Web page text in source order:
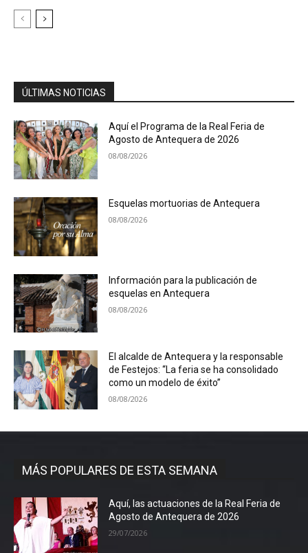
ÚLTIMAS NOTICIAS
Aquí el Programa de la Real Feria de
Agosto de Antequera de 2026
08/08/2026
Esquelas mortuorias de Antequera
08/08/2026
Información para la publicación de
esquelas en Antequera
08/08/2026
El alcalde de Antequera y la responsable
de Festejos: “La feria se ha consolidado
como un modelo de éxito”
08/08/2026
MÁS POPULARES DE ESTA SEMANA
Aquí, las actuaciones de la Real Feria de
Agosto de Antequera de 2026
29/07/2026